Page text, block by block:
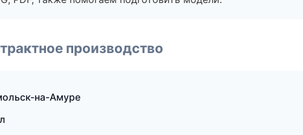
производство
на-Амуре